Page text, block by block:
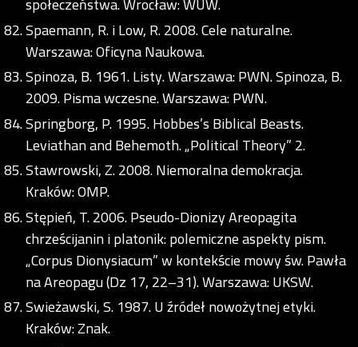
Spaemann, R. i Low, R. 2008. Cele naturalne.
Warszawa: Oficyna Naukowa.
Spinoza, B. 1961. Listy. Warszawa: PWN. Spinoza, B.
2009. Pisma wczesne. Warszawa: PWN.
Springborg, P. 1995. Hobbes’s Biblical Beasts.
Leviathan and Behemoth. „Political Theory” 2.
Stawrowski, Z. 2008. Niemoralna demokracja.
Kraków: OMP.
Stępień, T. 2006. Pseudo-Dionizy Areopagita
chrześcijanin i platonik: polemiczne aspekty pism.
„Corpus Dionysiacum” w kontekście mowy św. Pawła
na Areopagu (Dz 17, 22–31). Warszawa: UKSW.
Swieżawski, S. 1987. U źródeł nowożytnej etyki.
Kraków: Znak.